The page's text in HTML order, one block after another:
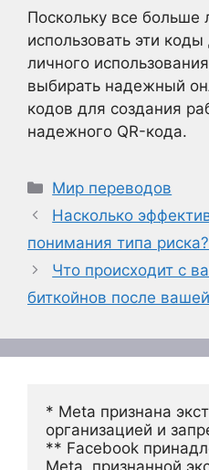
Поскольку все
использовать эти
личного
выбирать надежный
кодов для создания
надежного QR-кода.
Рубрики
Мир переводов
Насколько
понимания типа риска?
Что происходит с
биткойнов после
* Meta признана
организацией и
** Facebook
Meta, признанной